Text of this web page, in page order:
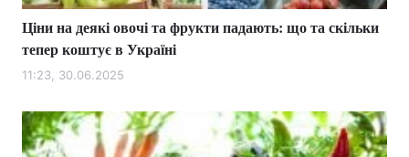
Ціни на деякі овочі та фрукти падають: що та скільки
тепер коштує в Україні
11:23, 30.06.2025